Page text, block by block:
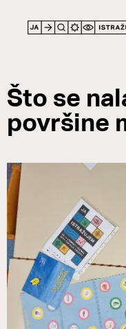
Što se
površine